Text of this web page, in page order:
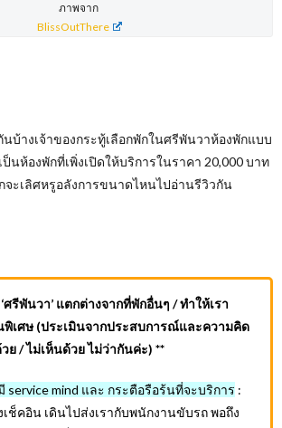
ภาพจาก
BlissOutThere
บ้างเจ้าของกระทู้เลือกพักในศรีพันวาห้องพักแบบ
ป็นห้องพักที่เพิ่งเปิดให้บริการในราคา 20,000 บาท
จะเลิศหรูอลังการขนาดไหนไปอ่านรีวิวกัน
ศรีพันวา’ แตกต่างจากที่พักอื่นๆ / ทำให้เรา
พิเศษ (ประเมินจากประสบการณ์และความคิด
ย / ไม่เห็นด้วย ไม่ว่ากันค่ะ) **
mind และ กระตือรือร้นที่จะบริการ :
ช็คอิน เดินไปส่งเรากับพนักงานขับรถ พอถึง